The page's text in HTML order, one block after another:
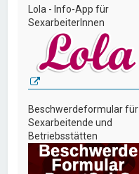
Lola - Info-App für
SexarbeiterInnen
Beschwerdeformular für
Sexarbeitende und
Betriebsstätten